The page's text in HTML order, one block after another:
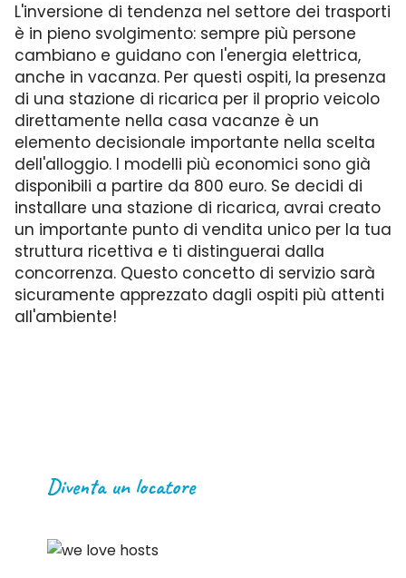
L'inversione di tendenza nel settore dei trasporti
è in pieno svolgimento: sempre più persone
cambiano e guidano con l'energia elettrica,
anche in vacanza. Per questi ospiti, la presenza
di una stazione di ricarica per il proprio veicolo
direttamente nella casa vacanze è un
elemento decisionale importante nella scelta
dell'alloggio. I modelli più economici sono già
disponibili a partire da 800 euro. Se decidi di
installare una stazione di ricarica, avrai creato
un importante punto di vendita unico per la tua
struttura ricettiva e ti distinguerai dalla
concorrenza. Questo concetto di servizio sarà
sicuramente apprezzato dagli ospiti più attenti
all'ambiente!
Diventa un locatore